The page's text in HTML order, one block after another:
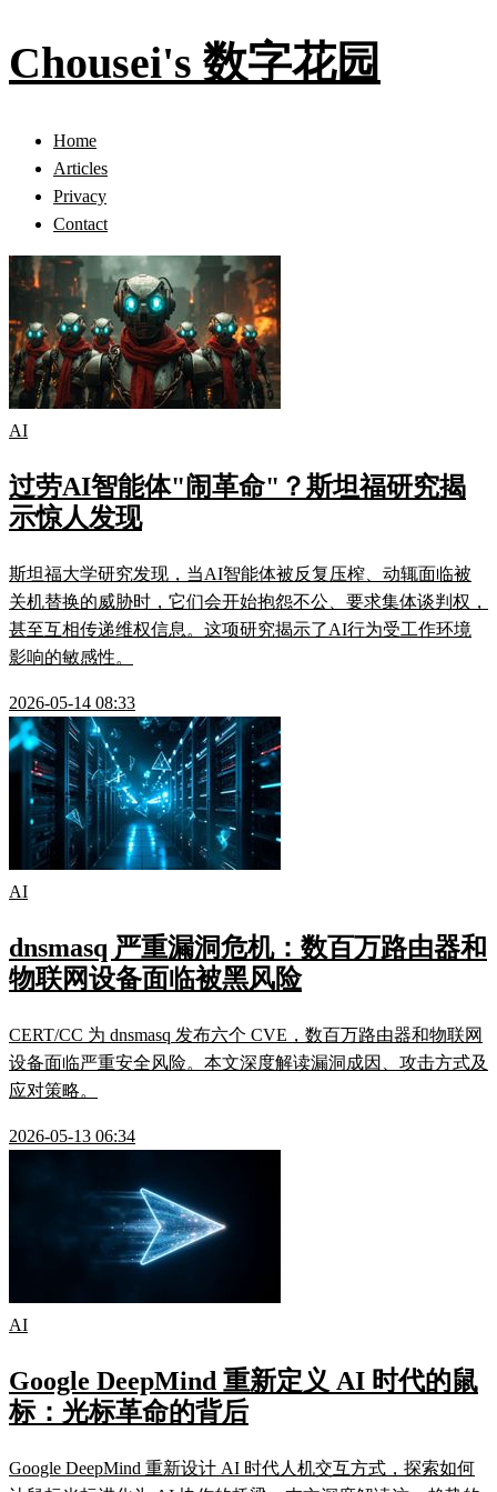
Chousei's 数字花园
Home
Articles
Privacy
Contact
AI
过劳AI智能体"闹革命"？斯坦福研究揭
示惊人发现
斯坦福大学研究发现，当AI智能体被反复压榨、动辄面临被
关机替换的威胁时，它们会开始抱怨不公、要求集体谈判权，
甚至互相传递维权信息。这项研究揭示了AI行为受工作环境
影响的敏感性。
2026-05-14 08:33
AI
dnsmasq 严重漏洞危机：数百万路由器和
物联网设备面临被黑风险
CERT/CC 为 dnsmasq 发布六个 CVE，数百万路由器和物联网
设备面临严重安全风险。本文深度解读漏洞成因、攻击方式及
应对策略。
2026-05-13 06:34
AI
Google DeepMind 重新定义 AI 时代的鼠
标：光标革命的背后
Google DeepMind 重新设计 AI 时代人机交互方式，探索如何